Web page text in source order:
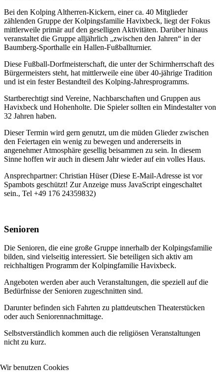
Bei den Kolping Altherren-Kickern, einer ca. 40 Mitglieder
zählenden Gruppe der Kolpingsfamilie Havixbeck, liegt der Fokus
mittlerweile primär auf den geselligen Aktivitäten. Darüber hinaus
veranstaltet die Gruppe alljährlich „zwischen den Jahren“ in der
Baumberg-Sporthalle ein Hallen-Fußballturnier.
Diese Fußball-Dorfmeisterschaft, die unter der Schirmherrschaft des
Bürgermeisters steht, hat mittlerweile eine über 40-jährige Tradition
und ist ein fester Bestandteil des Kolping-Jahresprogramms.
Startberechtigt sind Vereine, Nachbarschaften und Gruppen aus
Havixbeck und Hohenholte. Die Spieler sollten ein Mindestalter von
32 Jahren haben.
Dieser Termin wird gern genutzt, um die müden Glieder zwischen
den Feiertagen ein wenig zu bewegen und andererseits in
angenehmer Atmosphäre gesellig beisammen zu sein. In diesem
Sinne hoffen wir auch in diesem Jahr wieder auf ein volles Haus.
Ansprechpartner: Christian Hüser (Diese E-Mail-Adresse ist vor
Spambots geschützt! Zur Anzeige muss JavaScript eingeschaltet
sein., Tel +49 176 24359832)
Senioren
Die Senioren, die eine große Gruppe innerhalb der Kolpingsfamilie
bilden, sind vielseitig interessiert. Sie beteiligen sich aktiv am
reichhaltigen Programm der Kolpingfamilie Havixbeck.
Angeboten werden aber auch Veranstaltungen, die speziell auf die
Bedürfnisse der Senioren zugeschnitten sind.
Darunter befinden sich Fahrten zu plattdeutschen Theaterstücken
oder auch Seniorennachmittage.
Selbstverständlich kommen auch die religiösen Veranstaltungen
nicht zu kurz.
Wir benutzen Cookies